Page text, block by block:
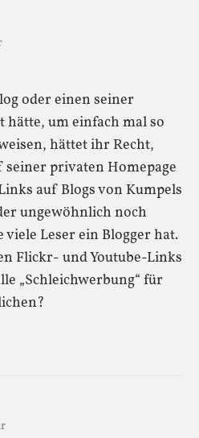
oder einen seiner
um einfach mal so
hättet ihr Recht,
seiner privaten Homepage
auf Blogs von Kumpels
ungewöhnlich noch
viele Leser ein Blogger hat.
Flickr- und Youtube-Links
„Schleichwerbung“ für